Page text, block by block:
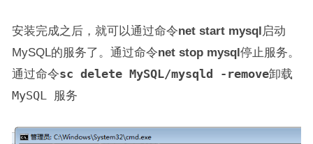
安装完成之后，就可以通过命令net start mysql 启动
MySQL的服务了。通过命令net stop mysql 停止服务。
通过命令sc delete MySQL/mysqld -remove卸载
MySQL 服务